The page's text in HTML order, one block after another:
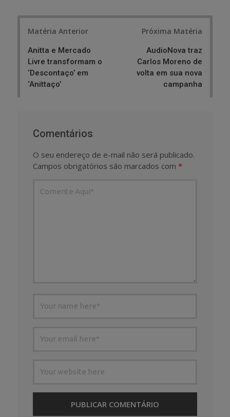
Matéria Anterior
Anitta e Mercado
Livre transformam o
‘Descontaço’ em
‘Anittaço’
Próxima Matéria
AudioNova traz
Carlos Moreno de
volta em sua nova
campanha
Comentários
O seu endereço de e-mail não será publicado.
Campos obrigatórios são marcados com *